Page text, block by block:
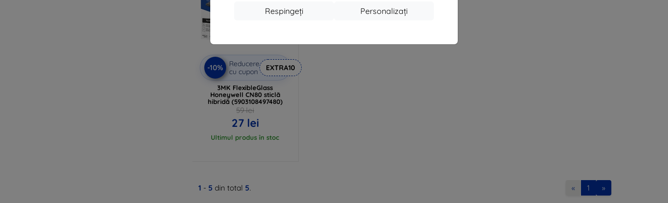
Personalizați
Respingeți
-10%
Reducere
cu cupon
EXTRA10
3MK FlexibleGlass
Honeywell CN80 sticlă
hibridă (5903108497480)
59 lei
27 lei
Ultimul produs în stoc
1 - 5 din total 5. « 1 »